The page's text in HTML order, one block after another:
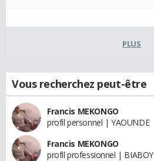
PLUS
Vous recherchez peut-être
Francis MEKONGO
profil personnel | YAOUNDE
Francis MEKONGO
profil professionnel | BIABOY